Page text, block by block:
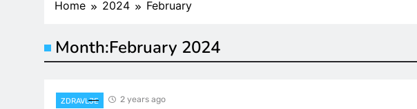
Home 2024 February
Month:February 2024
ZDRAVLJE 2 years ago